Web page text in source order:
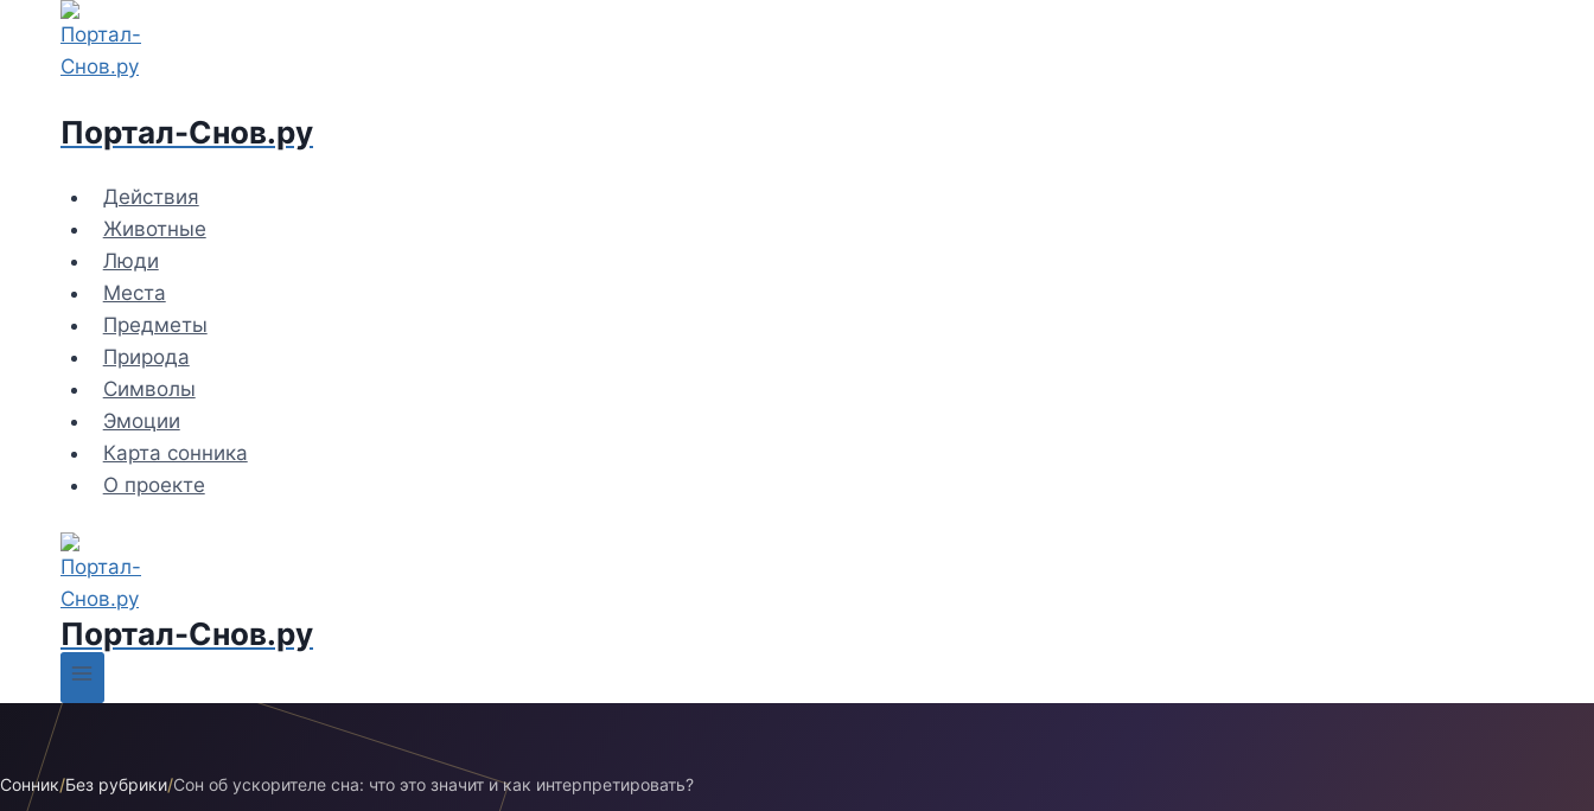
Перейти
содержимому
Портал-Снов.ру
Действия
Животные
Люди
Места
Предметы
Природа
Символы
Эмоции
Карта сонника
О проекте
Портал-Снов.ру
Сонник/Без рубрики/Сон об ускорителе сна: что это значит и как интерпретировать?